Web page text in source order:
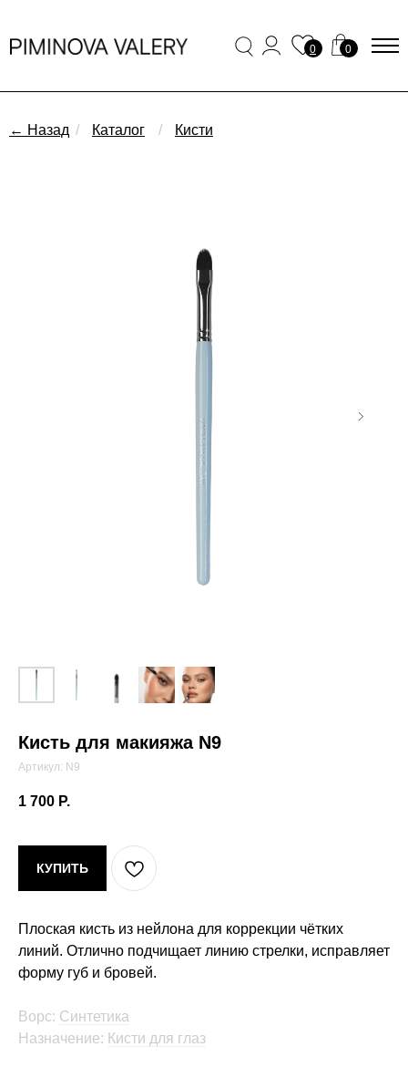
0
0
← Назад Каталог
/ / Кисти
Кисть для макияжа N9
Артикул: N9
1 700 Р.
КУПИТЬ
Плоская кисть из нейлона для коррекции чётких
линий. Отлично подчищает линию стрелки, исправляет
форму губ и бровей.
Ворс: Синтетика
Назначение: Кисти для глаз